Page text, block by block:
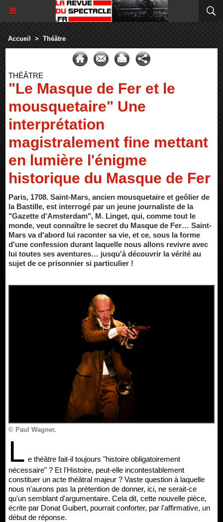
Accueil > Théâtre
THÉÂTRE
"Le Masque de Fer et le
mousquetaire" Une
interprétation
magistralement fine mettant
en lumière l'énigme
historique du Masque de Fer
Paris, 1708. Saint-Mars, ancien mousquetaire et geôlier de
la Bastille, est interrogé par un jeune journaliste de la
"Gazette d'Amsterdam", M. Linget, qui, comme tout le
monde, veut connaître le secret du Masque de Fer… Saint-
Mars va d'abord lui raconter sa vie, et ce, sous la forme
d'une confession durant laquelle nous allons revivre avec
lui toutes ses aventures… jusqu'à découvrir la vérité au
sujet de ce prisonnier si particulier !
© Paul Wagner.
L e théâtre fait-il toujours "histoire obligatoirement
nécessaire" ? Et l'Histoire, peut-elle incontestablement
constituer un acte théâtral majeur ? Vaste question à laquelle
nous n'aurons pas la prétention de donner, ici, ne serait-ce
qu'un semblant d'argumentaire. Cela dit, cette nouvelle pièce,
écrite par Donat Guibert, pourrait conforter, par l'affirmative, un
début de réponse.